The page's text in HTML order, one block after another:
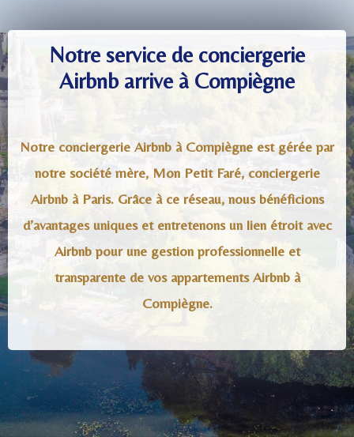
Notre service de conciergerie
Airbnb arrive à Compiègne
Notre conciergerie Airbnb à Compiègne est gérée par
notre société mère, Mon Petit Faré, conciergerie
Airbnb à Paris. Grâce à ce réseau, nous bénéficions
d’avantages uniques et entretenons un lien étroit avec
Airbnb pour une gestion professionnelle et
transparente de vos appartements Airbnb à
Compiègne.